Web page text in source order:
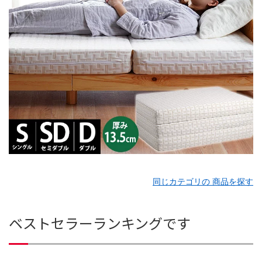
同じカテゴリの 商品を探す
ベストセラーランキングです